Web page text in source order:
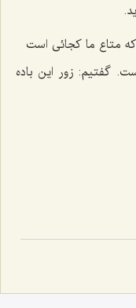
كه متاع ما كجائی است
گفتیم: زور این باده